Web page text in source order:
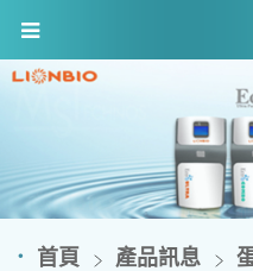
首頁 產品訊息